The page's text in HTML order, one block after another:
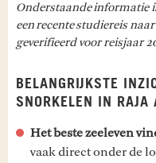
Onderstaande informatie
een recente studiereis
geverifieerd voor reisjaar
BELANGRIJKSTE
SNORKELEN IN
Het beste zeeleven
vaak direct onder de